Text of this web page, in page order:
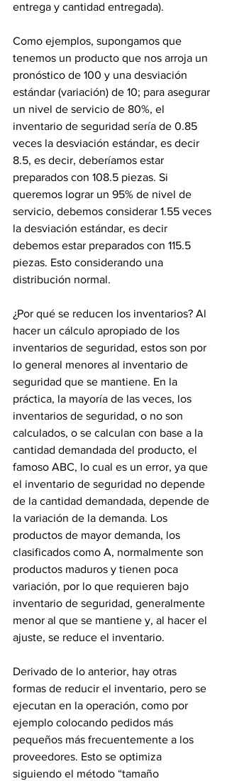
entrega y cantidad entregada).
Como ejemplos, supongamos que
tenemos un producto que nos arroja un
pronóstico de 100 y una desviación
estándar (variación) de 10; para asegurar
un nivel de servicio de 80%, el
inventario de seguridad sería de 0.85
veces la desviación estándar, es decir
8.5, es decir, deberíamos estar
preparados con 108.5 piezas. Si
queremos lograr un 95% de nivel de
servicio, debemos considerar 1.55 veces
la desviación estándar, es decir
debemos estar preparados con 115.5
piezas. Esto considerando una
distribución normal.
¿Por qué se reducen los inventarios? Al
hacer un cálculo apropiado de los
inventarios de seguridad, estos son por
lo general menores al inventario de
seguridad que se mantiene. En la
práctica, la mayoría de las veces, los
inventarios de seguridad, o no son
calculados, o se calculan con base a la
cantidad demandada del producto, el
famoso ABC, lo cual es un error, ya que
el inventario de seguridad no depende
de la cantidad demandada, depende de
la variación de la demanda. Los
productos de mayor demanda, los
clasificados como A, normalmente son
productos maduros y tienen poca
variación, por lo que requieren bajo
inventario de seguridad, generalmente
menor al que se mantiene y, al hacer el
ajuste, se reduce el inventario.
Derivado de lo anterior, hay otras
formas de reducir el inventario, pero se
ejecutan en la operación, como por
ejemplo colocando pedidos más
pequeños más frecuentemente a los
proveedores. Esto se optimiza
siguiendo el método “tamaño